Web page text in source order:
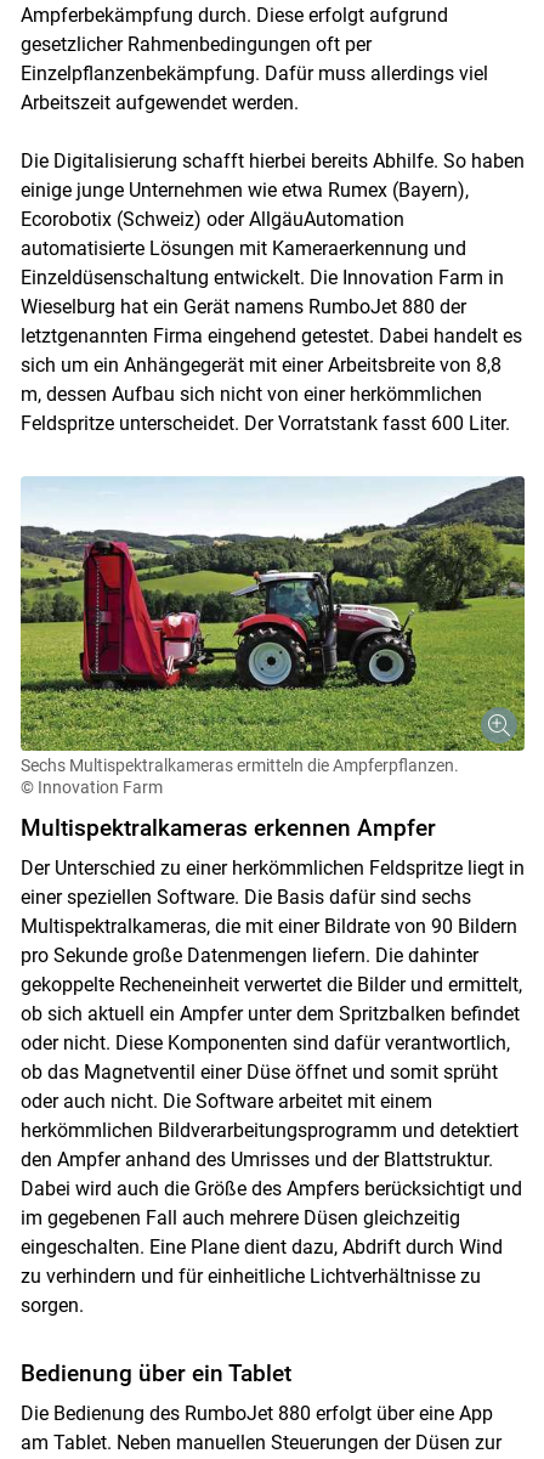
Skip to main content
Ampferbekämpfung durch. Diese erfolgt aufgrund
gesetzlicher Rahmenbedingungen oft per
Einzelpflanzenbekämpfung. Dafür muss allerdings viel
Arbeitszeit aufgewendet werden.
Die Digitalisierung schafft hierbei bereits Abhilfe. So haben
einige junge Unternehmen wie etwa Rumex (Bayern),
Ecorobotix (Schweiz) oder AllgäuAutomation
automatisierte Lösungen mit Kameraerkennung und
Einzeldüsenschaltung entwickelt. Die Innovation Farm in
Wieselburg hat ein Gerät namens RumboJet 880 der
letztgenannten Firma eingehend getestet. Dabei handelt es
sich um ein Anhängegerät mit einer Arbeitsbreite von 8,8
m, dessen Aufbau sich nicht von einer herkömmlichen
Feldspritze unterscheidet. Der Vorratstank fasst 600 Liter.
Sechs Multispektralkameras ermitteln die Ampferpflanzen.
© Innovation Farm
Multispektralkameras erkennen Ampfer
Der Unterschied zu einer herkömmlichen Feldspritze liegt in
einer speziellen Software. Die Basis dafür sind sechs
Multispektralkameras, die mit einer Bildrate von 90 Bildern
pro Sekunde große Datenmengen liefern. Die dahinter
gekoppelte Recheneinheit verwertet die Bilder und ermittelt,
ob sich aktuell ein Ampfer unter dem Spritzbalken befindet
oder nicht. Diese Komponenten sind dafür verantwortlich,
ob das Magnetventil einer Düse öffnet und somit sprüht
oder auch nicht. Die Software arbeitet mit einem
herkömmlichen Bildverarbeitungsprogramm und detektiert
den Ampfer anhand des Umrisses und der Blattstruktur.
Dabei wird auch die Größe des Ampfers berücksichtigt und
im gegebenen Fall auch mehrere Düsen gleichzeitig
eingeschalten. Eine Plane dient dazu, Abdrift durch Wind
zu verhindern und für einheitliche Lichtverhältnisse zu
sorgen.
Bedienung über ein Tablet
Die Bedienung des RumboJet 880 erfolgt über eine App
am Tablet. Neben manuellen Steuerungen der Düsen zur